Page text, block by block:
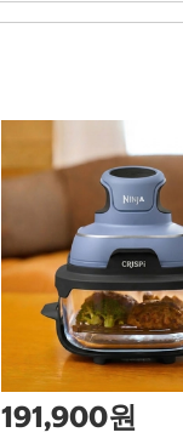
191,900원